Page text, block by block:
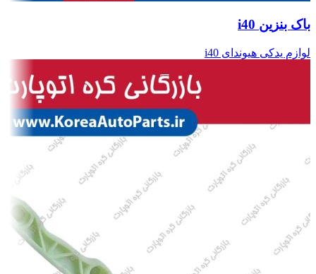
باک بنزین i40
لوازم یدکی هیوندای i40